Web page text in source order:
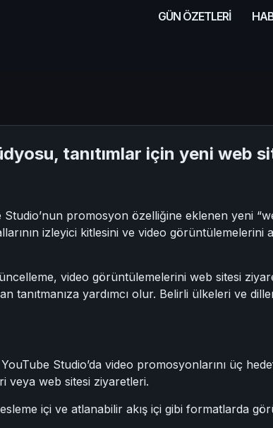
GÜN ÖZETLERİ
tanıtımlar için yeni web
promosyon özelliğine eklenen yeni
izleyici kitlesini ve video
video görüntülemelerini web sitesi
tanıtmanıza yardımcı olur. Belirli ülkeleri ve
Studio’da video promosyonlarını üç
veya web sitesi ziyaretleri.
içi ve atlanabilir akış içi gibi formatlarda